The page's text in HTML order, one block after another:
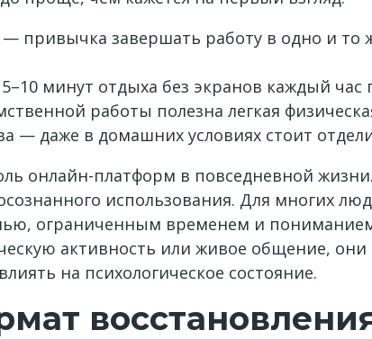
привычка завершать работу в одно и то
минут отдыха без экранов каждый час
работы полезна легкая
— даже в домашних условиях стоит
онлайн-платформ в повседневной
использования. Для многих
ограниченным временем и
активность или живое общение,
на психологическое состояние.